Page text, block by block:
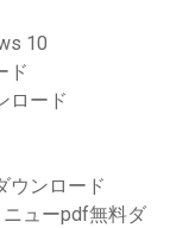
10
ド
ロード
ウンロード
ューpdf無料ダ